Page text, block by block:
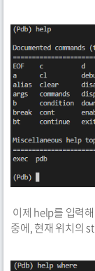
이제 help를 입력
중에, 현재 위치의